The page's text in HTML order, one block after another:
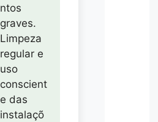
ntos
graves.
Limpeza
regular e
uso
conscient
e das
instalaçõ